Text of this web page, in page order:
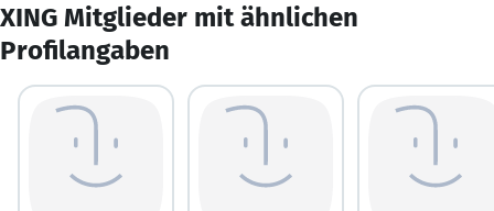
XING Mitglieder mit ähnlichen
Profilangaben